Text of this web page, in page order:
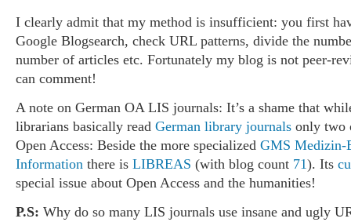
I clearly admit that my method is insufficient: you first
Google Blogsearch, check URL patterns, divide the
number of articles etc. Fortunately my blog is not peer-
can comment!
A note on German OA LIS journals: It’s a shame that
librarians basically read German library journals only two
Open Access: Beside the more specialized GMS Medizin-
Information there is LIBREAS (with blog count 71). Its
special issue about Open Access and the humanities!
P.S: Why do so many LIS journals use insane and ugly